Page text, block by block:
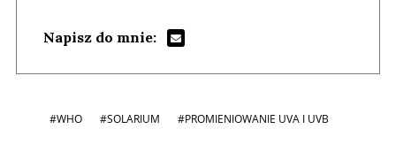
Napisz do mnie:
#WHO #SOLARIUM #PROMIENIOWANIE UVA I UVB